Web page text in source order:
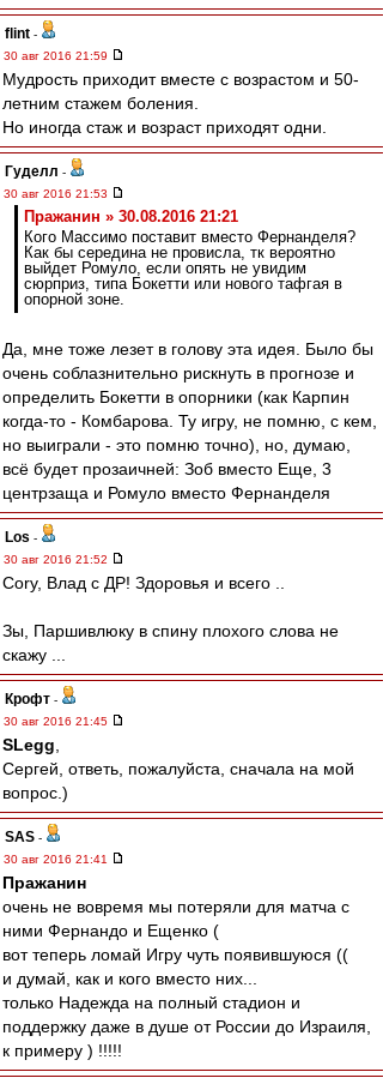
flint -
30 авг 2016 21:59
Мудрость приходит вместе с возрастом и 50-
летним стажем боления.
Но иногда стаж и возраст приходят одни.
Гуделл -
30 авг 2016 21:53
Пражанин » 30.08.2016 21:21
Кого Массимо поставит вместо Фернанделя?
Как бы середина не провисла, тк вероятно
выйдет Ромуло, если опять не увидим
сюрприз, типа Бокетти или нового тафгая в
опорной зоне.
Да, мне тоже лезет в голову эта идея. Было бы
очень соблазнительно рискнуть в прогнозе и
определить Бокетти в опорники (как Карпин
когда-то - Комбарова. Ту игру, не помню, с кем,
но выиграли - это помню точно), но, думаю,
всё будет прозаичней: Зоб вместо Еще, 3
центрзаща и Ромуло вместо Фернанделя
Los -
30 авг 2016 21:52
Cory, Влад с ДР! Здоровья и всего ..
Зы, Паршивлюку в спину плохого слова не
скажу ...
Крофт -
30 авг 2016 21:45
SLegg
Сергей, ответь, пожалуйста, сначала на мой
вопрос.)
SAS -
30 авг 2016 21:41
Пражанин
очень не вовремя мы потеряли для матча с
ними Фернандо и Ещенко (
вот теперь ломай Игру чуть появившуюся ((
и думай, как и кого вместо них...
только Надежда на полный стадион и
поддержку даже в душе от России до Израиля,
к примеру ) !!!!!